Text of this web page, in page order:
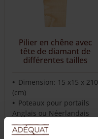
Pilier en chêne avec
tête de diamant de
différentes tailles
Dimension: 15 x15 x 210
(cm)
Poteaux pour portails
Anglais ou Néerlandais
Prix de